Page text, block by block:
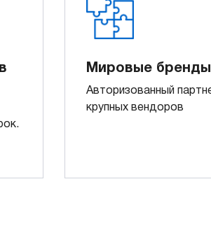
Мировые бренды
Авторизованный
крупных вендоров